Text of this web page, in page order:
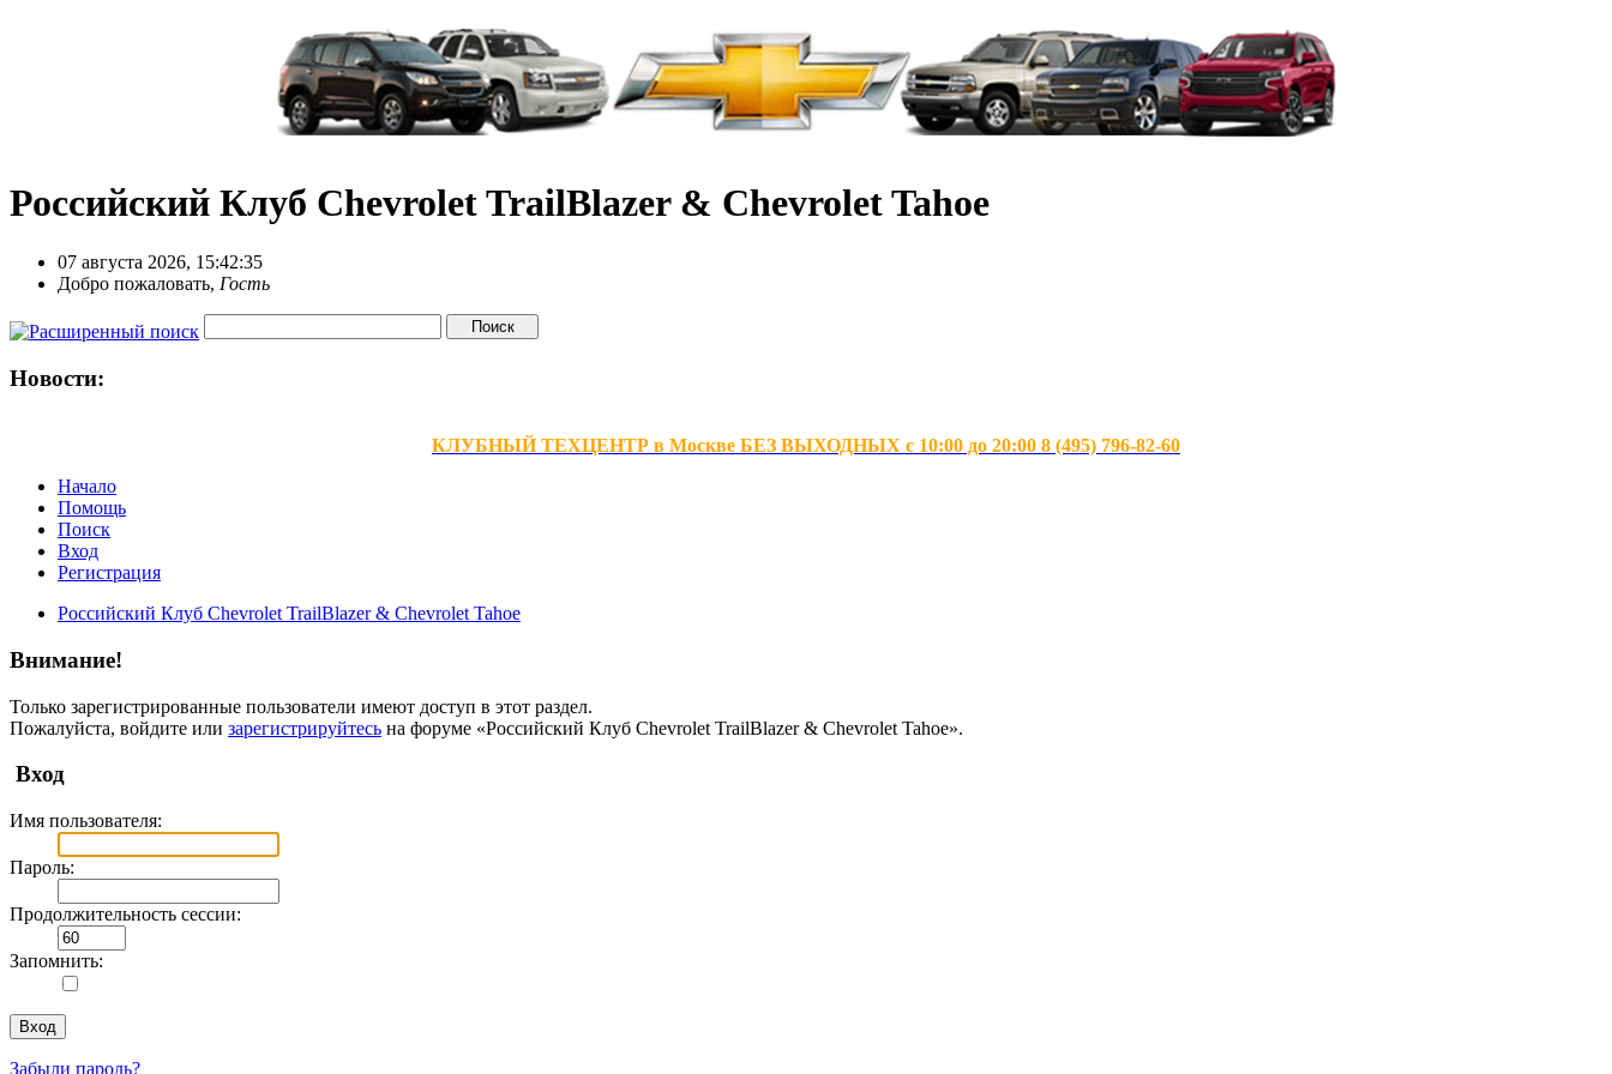
Российский Клуб Chevrolet TrailBlazer & Chevrolet Tahoe
07 августа 2026, 15:42:35
Добро пожаловать, Гость
Новости:
КЛУБНЫЙ ТЕХЦЕНТР в Москве БЕЗ ВЫХОДНЫХ с 10:00 до 20:00 8 (495) 796-82-60
Начало
Помощь
Поиск
Вход
Регистрация
Российский Клуб Chevrolet TrailBlazer & Chevrolet Tahoe
Внимание!
Только зарегистрированные пользователи имеют доступ в этот раздел.
Пожалуйста, войдите или зарегистрируйтесь на форуме «Российский Клуб Chevrolet TrailBlazer & Chevrolet Tahoe».
Вход
Имя пользователя:
Пароль:
Продолжительность сессии:
Запомнить:
Забыли пароль?